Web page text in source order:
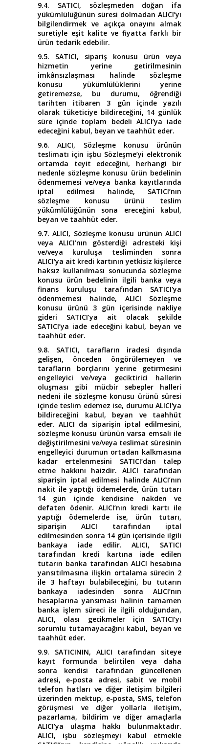
9.4. SATICI, sözleşmeden doğan ifa
yükümlülüğünün süresi dolmadan ALICI’yı
bilgilendirmek ve açıkça onayını almak
suretiyle eşit kalite ve fiyatta farklı bir
ürün tedarik edebilir.
9.5. SATICI, sipariş konusu ürün veya
hizmetin yerine getirilmesinin
imkânsızlaşması halinde sözleşme
konusu yükümlülüklerini yerine
getiremezse, bu durumu, öğrendiği
tarihten itibaren 3 gün içinde yazılı
olarak tüketiciye bildireceğini, 14 günlük
süre içinde toplam bedeli ALICI’ya iade
edeceğini kabul, beyan ve taahhüt eder.
9.6. ALICI, Sözleşme konusu ürünün
teslimatı için işbu Sözleşme’yi elektronik
ortamda teyit edeceğini, herhangi bir
nedenle sözleşme konusu ürün bedelinin
ödenmemesi ve/veya banka kayıtlarında
iptal edilmesi halinde, SATICI’nın
sözleşme konusu ürünü teslim
yükümlülüğünün sona ereceğini kabul,
beyan ve taahhüt eder.
9.7. ALICI, Sözleşme konusu ürünün ALICI
veya ALICI’nın gösterdiği adresteki kişi
ve/veya kuruluşa tesliminden sonra
ALICI'ya ait kredi kartının yetkisiz kişilerce
haksız kullanılması sonucunda sözleşme
konusu ürün bedelinin ilgili banka veya
finans kuruluşu tarafından SATICI'ya
ödenmemesi halinde, ALICI Sözleşme
konusu ürünü 3 gün içerisinde nakliye
gideri SATICI’ya ait olacak şekilde
SATICI’ya iade edeceğini kabul, beyan ve
taahhüt eder.
9.8. SATICI, tarafların iradesi dışında
gelişen, önceden öngörülemeyen ve
tarafların borçlarını yerine getirmesini
engelleyici ve/veya geciktirici hallerin
oluşması gibi mücbir sebepler halleri
nedeni ile sözleşme konusu ürünü süresi
içinde teslim edemez ise, durumu ALICI'ya
bildireceğini kabul, beyan ve taahhüt
eder. ALICI da siparişin iptal edilmesini,
sözleşme konusu ürünün varsa emsali ile
değiştirilmesini ve/veya teslimat süresinin
engelleyici durumun ortadan kalkmasına
kadar ertelenmesini SATICI’dan talep
etme hakkını haizdir. ALICI tarafından
siparişin iptal edilmesi halinde ALICI’nın
nakit ile yaptığı ödemelerde, ürün tutarı
14 gün içinde kendisine nakden ve
defaten ödenir. ALICI’nın kredi kartı ile
yaptığı ödemelerde ise, ürün tutarı,
siparişin ALICI tarafından iptal
edilmesinden sonra 14 gün içerisinde ilgili
bankaya iade edilir. ALICI, SATICI
tarafından kredi kartına iade edilen
tutarın banka tarafından ALICI hesabına
yansıtılmasına ilişkin ortalama sürecin 2
ile 3 haftayı bulabileceğini, bu tutarın
bankaya iadesinden sonra ALICI’nın
hesaplarına yansıması halinin tamamen
banka işlem süreci ile ilgili olduğundan,
ALICI, olası gecikmeler için SATICI’yı
sorumlu tutamayacağını kabul, beyan ve
taahhüt eder.
9.9. SATICININ, ALICI tarafından siteye
kayıt formunda belirtilen veya daha
sonra kendisi tarafından güncellenen
adresi, e-posta adresi, sabit ve mobil
telefon hatları ve diğer iletişim bilgileri
üzerinden mektup, e-posta, SMS, telefon
görüşmesi ve diğer yollarla iletişim,
pazarlama, bildirim ve diğer amaçlarla
ALICI’ya ulaşma hakkı bulunmaktadır.
ALICI, işbu sözleşmeyi kabul etmekle